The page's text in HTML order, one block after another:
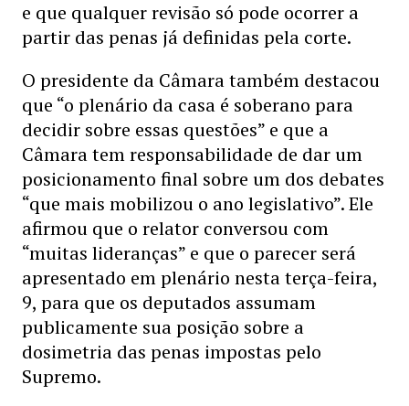
e que qualquer revisão só pode ocorrer a
partir das penas já definidas pela corte.
O presidente da Câmara também destacou
que “o plenário da casa é soberano para
decidir sobre essas questões” e que a
Câmara tem responsabilidade de dar um
posicionamento final sobre um dos debates
“que mais mobilizou o ano legislativo”. Ele
afirmou que o relator conversou com
“muitas lideranças” e que o parecer será
apresentado em plenário nesta terça-feira,
9, para que os deputados assumam
publicamente sua posição sobre a
dosimetria das penas impostas pelo
Supremo.